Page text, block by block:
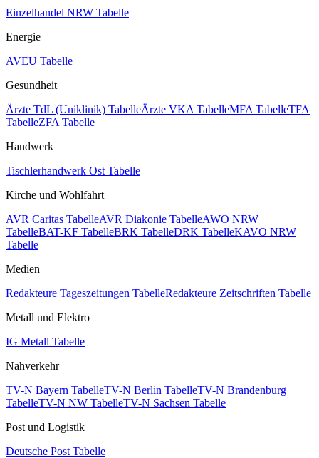
Einzelhandel NRW Tabelle
Energie
AVEU Tabelle
Gesundheit
Ärzte TdL (Uniklinik) TabelleÄrzte VKA TabelleMFA TabelleTFA
TabelleZFA Tabelle
Handwerk
Tischlerhandwerk Ost Tabelle
Kirche und Wohlfahrt
AVR Caritas TabelleAVR Diakonie TabelleAWO NRW
TabelleBAT-KF TabelleBRK TabelleDRK TabelleKAVO NRW
Tabelle
Medien
Redakteure Tageszeitungen TabelleRedakteure Zeitschriften Tabelle
Metall und Elektro
IG Metall Tabelle
Nahverkehr
TV-N Bayern TabelleTV-N Berlin TabelleTV-N Brandenburg
TabelleTV-N NW TabelleTV-N Sachsen Tabelle
Post und Logistik
Deutsche Post Tabelle